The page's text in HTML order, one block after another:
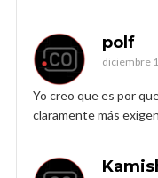
polf
diciembre
Yo creo que es por
claramente más